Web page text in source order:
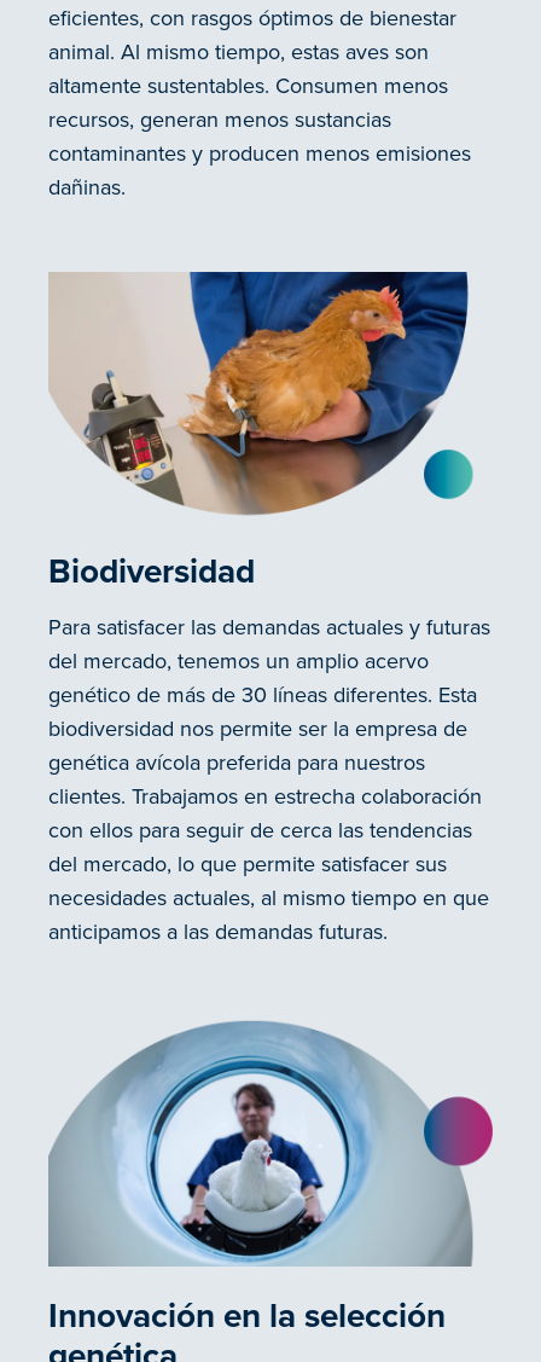
eficientes, con rasgos óptimos de bienestar
animal. Al mismo tiempo, estas aves son
altamente sustentables. Consumen menos
recursos, generan menos sustancias
contaminantes y producen menos emisiones
dañinas.
Biodiversidad
Para satisfacer las demandas actuales y futuras
del mercado, tenemos un amplio acervo
genético de más de 30 líneas diferentes. Esta
biodiversidad nos permite ser la empresa de
genética avícola preferida para nuestros
clientes. Trabajamos en estrecha colaboración
con ellos para seguir de cerca las tendencias
del mercado, lo que permite satisfacer sus
necesidades actuales, al mismo tiempo en que
anticipamos a las demandas futuras.
Innovación en la selección